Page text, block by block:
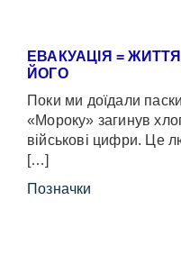
ЕВАКУАЦІЯ =
ЙОГО
Поки ми доїдали
«Мороку» загинув
військові цифри. Це
[…]
Позначки